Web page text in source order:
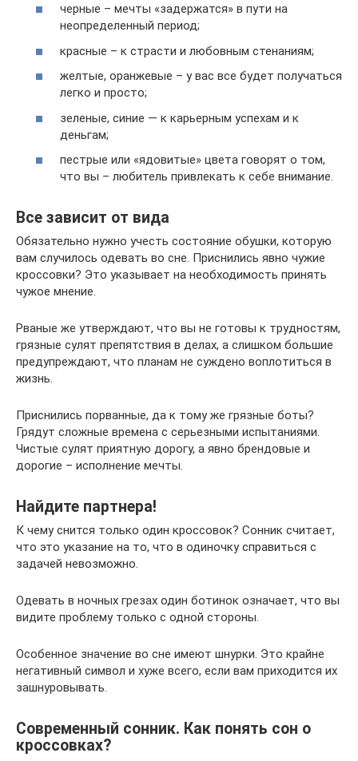
черные – мечты «задержатся» в пути на
неопределенный период;
красные – к страсти и любовным стенаниям;
желтые, оранжевые – у вас все будет получаться
легко и просто;
зеленые, синие — к карьерным успехам и к
деньгам;
пестрые или «ядовитые» цвета говорят о том,
что вы – любитель привлекать к себе внимание.
Все зависит от вида
Обязательно нужно учесть состояние обушки, которую
вам случилось одевать во сне. Приснились явно чужие
кроссовки? Это указывает на необходимость принять
чужое мнение.
Рваные же утверждают, что вы не готовы к трудностям,
грязные сулят препятствия в делах, а слишком большие
предупреждают, что планам не суждено воплотиться в
жизнь.
Приснились порванные, да к тому же грязные боты?
Грядут сложные времена с серьезными испытаниями.
Чистые сулят приятную дорогу, а явно брендовые и
дорогие – исполнение мечты.
Найдите партнера!
К чему снится только один кроссовок? Сонник считает,
что это указание на то, что в одиночку справиться с
задачей невозможно.
Одевать в ночных грезах один ботинок означает, что вы
видите проблему только с одной стороны.
Особенное значение во сне имеют шнурки. Это крайне
негативный символ и хуже всего, если вам приходится их
зашнуровывать.
Современный сонник. Как понять сон о
кроссовках?